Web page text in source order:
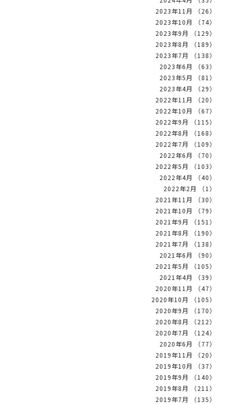
2023年11月 （26）
2023年10月 （74）
2023年9月 （129）
2023年8月 （189）
2023年7月 （138）
2023年6月 （63）
2023年5月 （81）
2023年4月 （29）
2022年11月 （20）
2022年10月 （67）
2022年9月 （115）
2022年8月 （168）
2022年7月 （109）
2022年6月 （70）
2022年5月 （103）
2022年4月 （40）
2022年2月 （1）
2021年11月 （30）
2021年10月 （79）
2021年9月 （151）
2021年8月 （190）
2021年7月 （138）
2021年6月 （90）
2021年5月 （105）
2021年4月 （39）
2020年11月 （47）
2020年10月 （105）
2020年9月 （170）
2020年8月 （212）
2020年7月 （124）
2020年6月 （77）
2019年11月 （20）
2019年10月 （37）
2019年9月 （140）
2019年8月 （211）
2019年7月 （135）